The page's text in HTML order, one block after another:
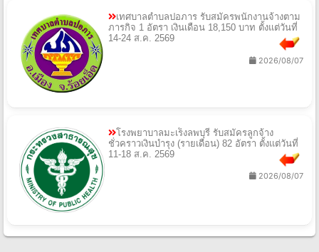
เทศบาลตำบลปอภาร รับสมัครพนักงานจ้างตาม
ภารกิจ 1 อัตรา เงินเดือน 18,150 บาท ตั้งแต่วันที่
14-24 ส.ค. 2569
2026/08/07
โรงพยาบาลมะเร็งลพบุรี รับสมัครลูกจ้าง
ชั่วคราวเงินบำรุง (รายเดือน) 82 อัตรา ตั้งแต่วันที่
11-18 ส.ค. 2569
2026/08/07